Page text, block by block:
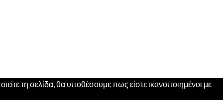
τη σελίδα, θα υποθέσουμε πως είστε ικανοποιημένοι με